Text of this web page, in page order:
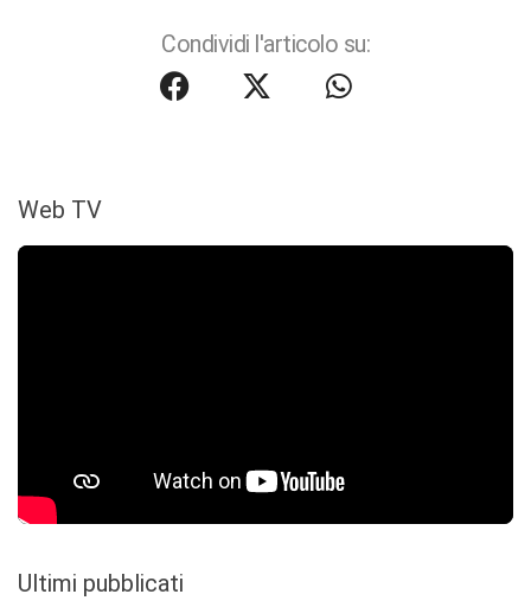
Condividi l'articolo su:
Web TV
Ultimi pubblicati